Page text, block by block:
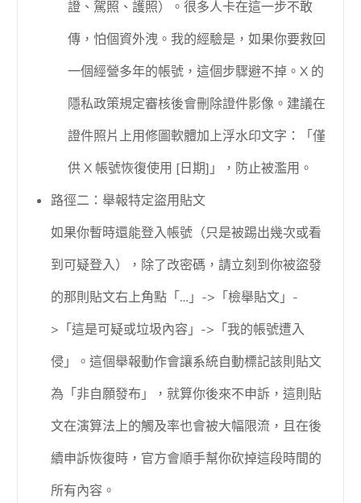
證、駕照、護照）。很多人卡在這一步不敢
傳，怕個資外洩。我的經驗是，如果你要救回
一個經營多年的帳號，這個步驟避不掉。X 的
隱私政策規定審核後會刪除證件影像。建議在
證件照片上用修圖軟體加上浮水印文字：「僅
供 X 帳號恢復使用 [日期]」，防止被濫用。
路徑二：舉報特定盜用貼文
如果你暫時還能登入帳號（只是被踢出幾次或看
到可疑登入），除了改密碼，請立刻到你被盜發
的那則貼文右上角點「…」->「檢舉貼文」-
>「這是可疑或垃圾內容」->「我的帳號遭入
侵」。這個舉報動作會讓系統自動標記該則貼文
為「非自願發布」，就算你後來不申訴，這則貼
文在演算法上的觸及率也會被大幅限流，且在後
續申訴恢復時，官方會順手幫你砍掉這段時間的
所有內容。